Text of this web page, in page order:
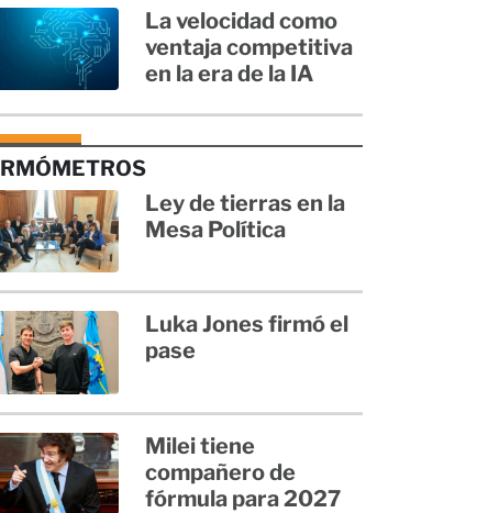
La velocidad como
ventaja competitiva
en la era de la IA
Ley de tierras en la
Mesa Política
Luka Jones firmó el
pase
Milei tiene
compañero de
fórmula para 2027